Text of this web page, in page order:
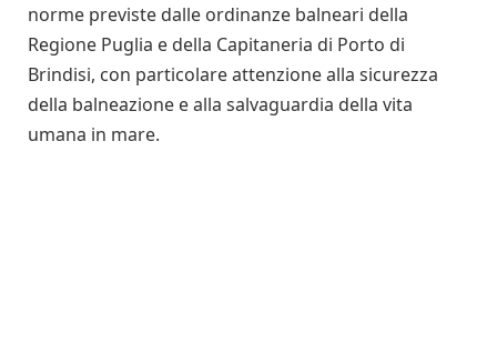
norme previste dalle ordinanze balneari della
Regione Puglia e della Capitaneria di Porto di
Brindisi, con particolare attenzione alla sicurezza
della balneazione e alla salvaguardia della vita
umana in mare.